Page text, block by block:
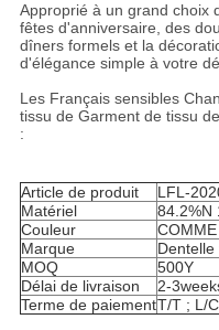
Approprié à un grand choix
fêtes d'anniversaire, des
dîners formels et la
d'élégance simple à votre
Les Français sensibles
tissu de Garment de tissu
:
Article de produit
LFL-
Matériel
84.2%N
Couleur
Marque
Dentelle
MOQ
500Y
Délai de livraison
2-
Terme de paiementT/T ; L/